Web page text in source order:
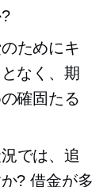
ためにキ
なく、期
確固たる
では、追
? 借金が多